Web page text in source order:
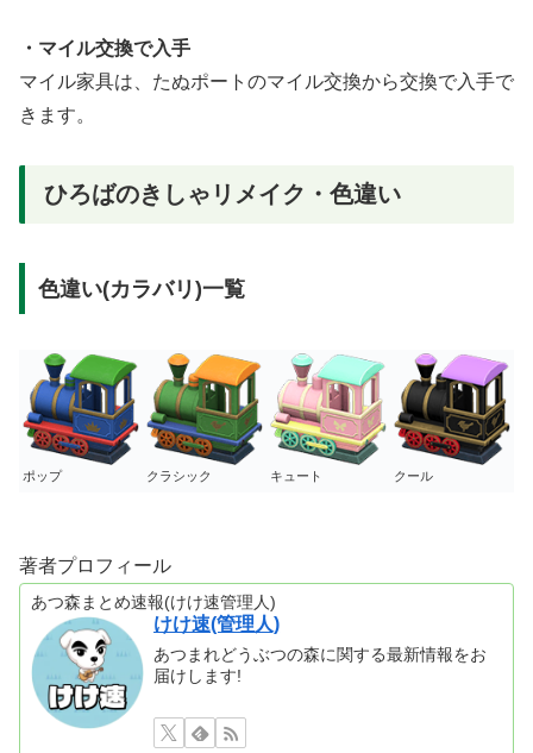
・マイル交換で入手
マイル家具は、たぬポートのマイル交換から交換で入手で
きます。
ひろばのきしゃリメイク・色違い
色違い(カラバリ)一覧
ポップ クラシック キュート クール
著者プロフィール
あつ森まとめ速報(けけ速管理人)
けけ速(管理人)
あつまれどうぶつの森に関する最新情報をお
届けします!